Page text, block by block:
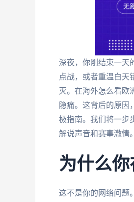
深夜，你刚结束一天
点战，或者重温白天
灭。在海外怎么看欧
隐痛。这背后的原因
极指南。我们将一步
解说声音和赛事激情。
为什么你
这不是你的网络问题